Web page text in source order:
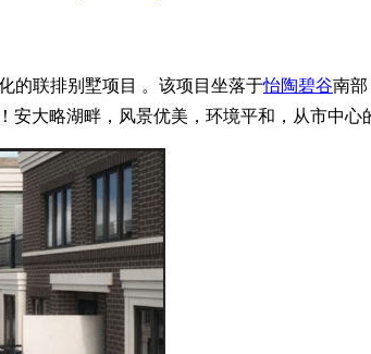
的联排别墅项目 。该项目坐落于怡陶碧谷南
大略湖畔，风景优美，环境平和，从市中心